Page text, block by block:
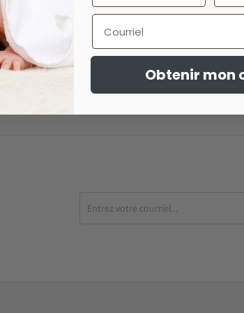
Courriel
Obtenir mon